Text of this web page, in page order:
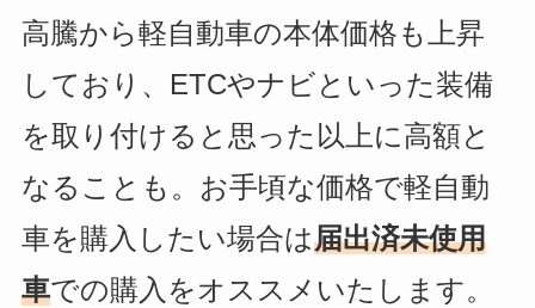
高騰から軽自動車の本体価格も上昇
しており、ETCやナビといった装備
を取り付けると思った以上に高額と
なることも。お手頃な価格で軽自動
車を購入したい場合は届出済未使用
車での購入をオススメいたします。